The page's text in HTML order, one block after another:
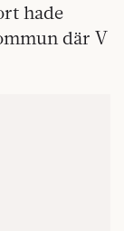
hade
där V